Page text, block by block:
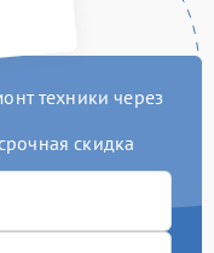
техники через
скидка